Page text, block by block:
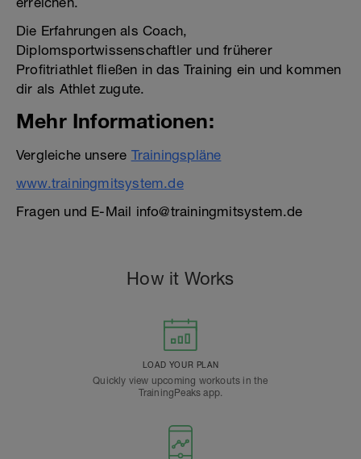
Die Erfahrungen als Coach,
Diplomsportwissenschaftler und früherer
Profitriathlet fließen in das Training ein und kommen
dir als Athlet zugute.
Mehr Informationen:
Vergleiche unsere Trainingspläne
www.trainingmitsystem.de
Fragen und E-Mail info@trainingmitsystem.de
How it Works
LOAD YOUR PLAN
Quickly view upcoming workouts in the
TrainingPeaks app.